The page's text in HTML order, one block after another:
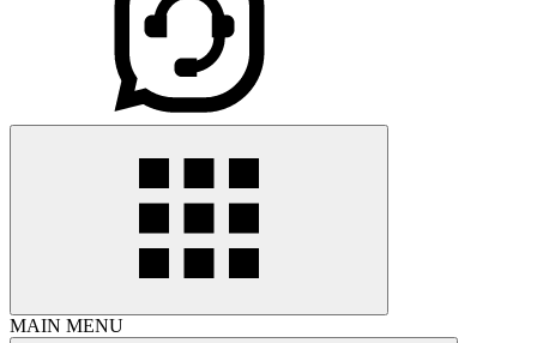
MAIN MENU